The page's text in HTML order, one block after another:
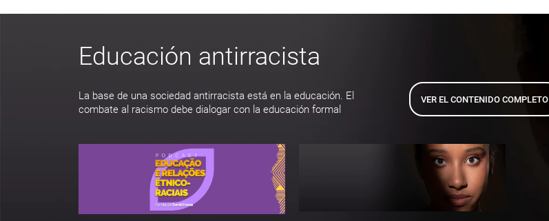
Educación antirracista
La base de una sociedad antirracista está en la educación. El
combate al racismo debe dialogar con la educación formal
VER EL CONTENIDO COMPLETO